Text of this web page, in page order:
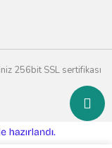
256bit SSL sertifikası